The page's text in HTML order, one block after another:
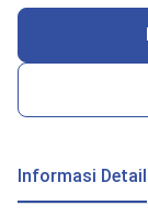
Informasi Detail